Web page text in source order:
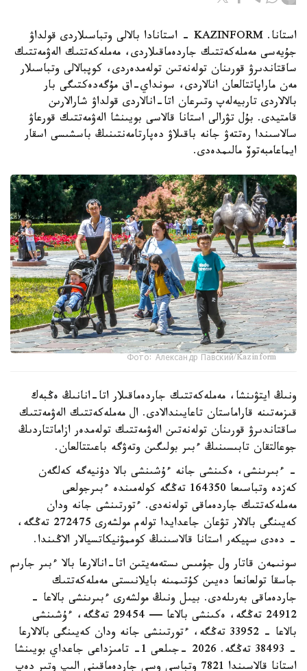
استانا. KAZINFORM - استانادا بالالى وتباسىلاردى قولداۋ
جۇيەسى مەملەكەتتىك جاردەماقىلاردى، مەملەكەتتىك الەۋمەتتىك
ساقتاندىرۋ قورىنان تولەنەتىن تولەمدەردى، كوپبالالى وتباسىلار
مەن ماراپاتتالعان انالاردى، سونداي-اق مۇگەدەكتىگى بار
بالالاردى تاربيەلەپ وتىرعان اتا-انالاردى قولداۋ شارالارىن
قامتيدى. بۇل تۋرالى استانا قالاسى بويىنشا الەۋمەتتىك قورعاۋ
سالاسىندا رەتتەۋ جانە باقىلاۋ دەپارتامەنتىنىڭ باسشىسى اسقار
ايماعامبەتوۆ مالىمدەدى.
Фото: Александр Павский/Kazinform
ونىڭ ايتۋىنشا، مەملەكەتتىك جاردەماقىلار اتا-انانىڭ ەڭبەك
قىزمەتىنە قاراماستان تاعايىندالادى. ال مەملەكەتتىك الەۋمەتتىك
ساقتاندىرۋ قورىنان تولەنەتىن الەۋمەتتىك تولەمدەر ازاماتتاردىڭ
جوعالتقان تابىسىنىڭ ءبىر بولىگىن وتەۋگە باعىتتالعان.
- ءبىرىنشى، ەكىنشى جانە ءۇشىنشى بالا دۇنيەگە كەلگەن
كەزدە وتباسىعا 164350 تەڭگە كولەمىندە ءبىرجولعى
مەملەكەتتىك جاردەماقى تولەنەدى. ءتورتىنشى جانە ودان
كەيىنگى بالالار تۋعان جاعدايدا تولەم مولشەرى 272475 تەڭگە،
- دەدى سپيكەر استانا قالاسىنىڭ كوممۋنيكاتسيالار الاڭىندا.
سونىمەن قاتار ول جۇمىس ىستەمەيتىن اتا-انالارعا بالا ءبىر جارىم
جاسقا تولعانعا دەيىن كۇتىمىنە بايلانىستى مەملەكەتتىك
جاردەماقى بەرىلەدى. بيىل ونىڭ مولشەرى ءبىرىنشى بالاعا -
24912 تەڭگە، ەكىنشى بالاعا — 29454 تەڭگە، ءۇشىنشى
بالاعا - 33952 تەڭگە، ءتورتىنشى جانە ودان كەيىنگى بالالارعا
- 38493 تەڭگە. 2026 -جىلعى 1- تامىزداعى جاعداي بويىنشا